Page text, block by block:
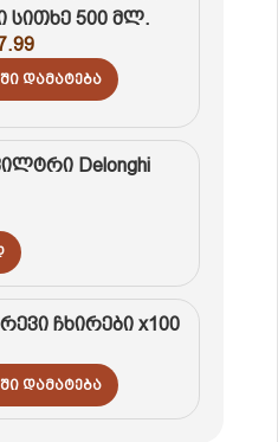
სითხე 500 მლ.
Დამატება
Delonghi
ჩხირები x100
Დამატება